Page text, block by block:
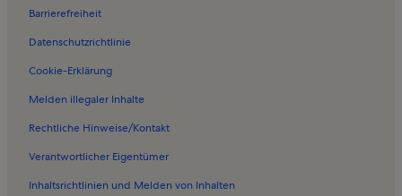
Ferienwohnungen in Möseralmbahn
Ferienwohnungen in Schönjochbahn II
Ferienwohnungen in Schönjochbahn I
Ferienwohnungen in Sunliner
Ferienwohnungen in Seilbahn Ried-Fendels
Ferienwohnungen in Sommer-Funpark Fiss
Ferienwohnungen in Waldbahn
Barrierefreiheit
Datenschutzrichtlinie
Cookie-Erklärung
Melden illegaler Inhalte
Rechtliche Hinweise/Kontakt
Verantwortlicher Eigentümer
Inhaltsrichtlinien und Melden von Inhalten